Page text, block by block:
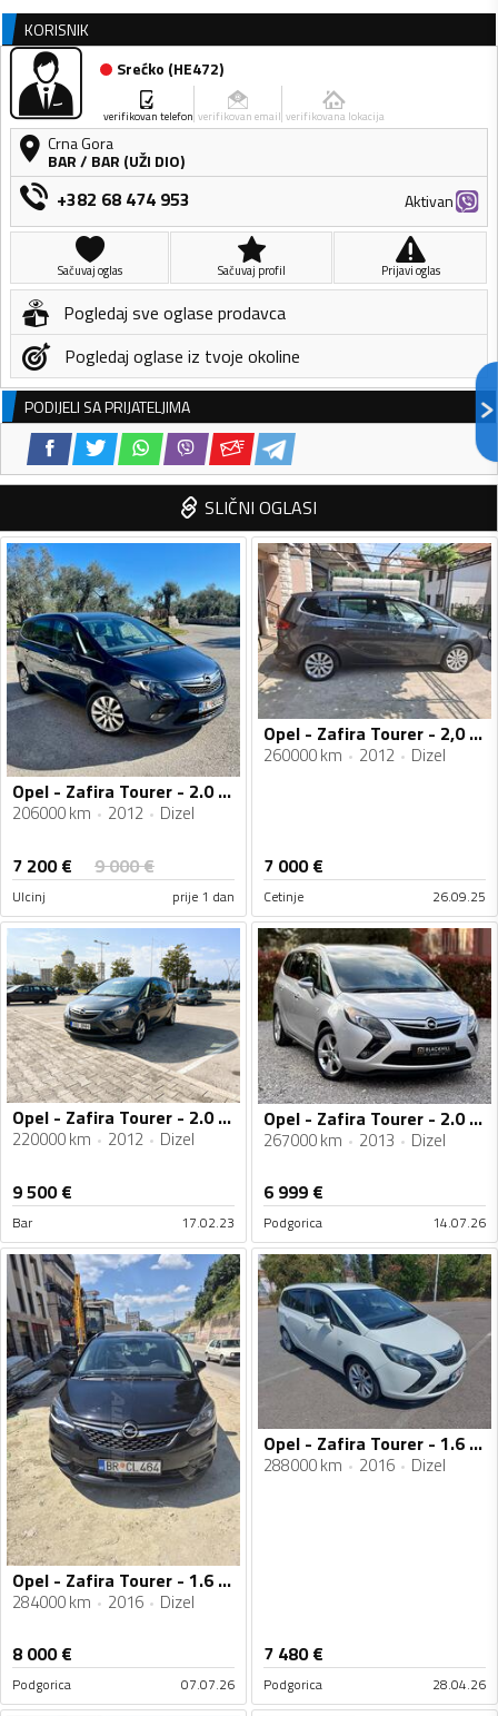
KORISNIK
Srećko (HE472)
verifikovan telefon verifikovan email verifikovana lokacija
Crna Gora
BAR/ BAR (UŽI DIO)
+382 68 474 953 Aktivan
Sačuvaj oglas Sačuvaj profil Prijavi oglas
Pogledaj sve oglase prodavca
Pogledaj oglase iz tvoje okoline
PODIJELI SA PRIJATELJIMA
SLIČNI OGLASI
Opel - Zafira Tourer - 2.0 CDTI
206000 km 2012 Dizel
7 200€ 9 000€
Ulcinj prije 1 dan
Opel - Zafira Tourer - 2,0 tdci
260000 km 2012 Dizel
7 000€
Cetinje 26.09.25
Opel - Zafira Tourer - 2.0 TDI
220000 km 2012 Dizel
9 500€
Bar 17.02.23
Opel - Zafira Tourer - 2.0 CDTi 7 sjedišta
267000 km 2013 Dizel
6 999 €
Podgorica 14.07.26
Opel - Zafira Tourer - 1.6 CDTI
284000 km 2016 Dizel
8 000€
Podgorica 07.07.26
Opel - Zafira Tourer - 1.6 CDTI
288000 km 2016 Dizel
7 480€
Podgorica 28.04.26